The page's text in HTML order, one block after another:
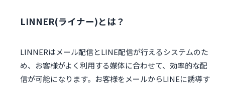
LINNER(ライナー)とは？
LINNERはメール配信とLINE配信が行えるシステムのた
め、お客様がよく利用する媒体に合わせて、効率的な配
信が可能になります。お客様をメールからLINEに誘導す